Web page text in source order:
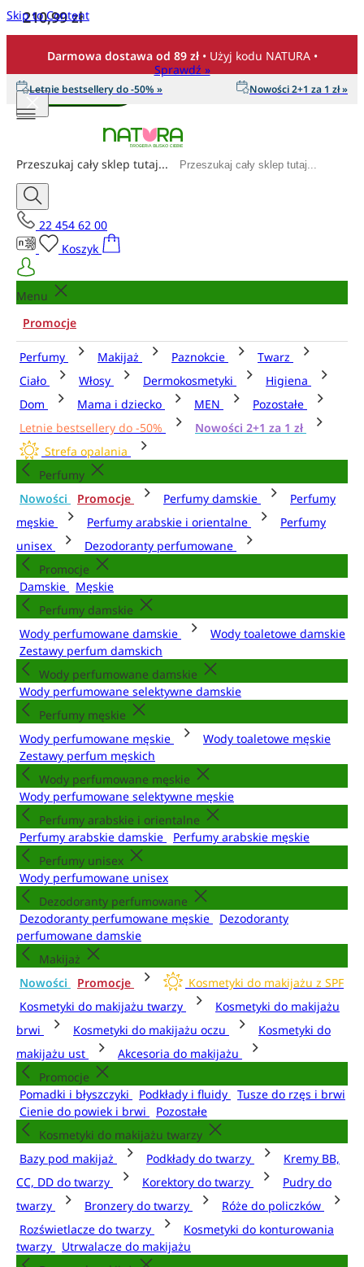
Skip to Content
Darmowa dostawa od 89 zł • Użyj kodu NATURA •
Sprawdź »
Letnie bestsellery do -50% » Nowości 2+1 za 1 zł »
Przeszukaj cały sklep tutaj...
22 454 62 00
Koszyk
Menu
Promocje
Perfumy Makijaż Paznokcie
Twarz
Ciało
Włosy Dermokosmetyki
Higiena
Dom
Mama i dziecko MEN
Pozostałe
Letnie bestsellery do -50%
Nowości 2+1 za 1 zł
Strefa opalania
Perfumy
Nowości
Promocje Perfumy damskie
Perfumy
męskie
Perfumy arabskie i orientalne
Perfumy
unisex
Dezodoranty perfumowane
Promocje
Damskie
Męskie
Perfumy damskie
Wody perfumowane damskie
Wody toaletowe damskie
Zestawy perfum damskich
Wody perfumowane damskie
Wody perfumowane selektywne damskie
Perfumy męskie
Wody perfumowane męskie
Wody toaletowe męskie
Zestawy perfum męskich
Wody perfumowane męskie
Wody perfumowane selektywne męskie
Perfumy arabskie i orientalne
Perfumy arabskie damskie
Perfumy arabskie męskie
Perfumy unisex
Wody perfumowane unisex
Dezodoranty perfumowane
Dezodoranty perfumowane męskie
Dezodoranty
perfumowane damskie
Makijaż
Nowości
Promocje
Kosmetyki do makijażu z SPF
Kosmetyki do makijażu twarzy
Kosmetyki do makijażu
brwi
Kosmetyki do makijażu oczu
Kosmetyki do
makijażu ust
Akcesoria do makijażu
Promocje
Pomadki i błyszczyki
Podkłady i fluidy
Tusze do rzęs i brwi
Cienie do powiek i brwi
Pozostałe
Kosmetyki do makijażu twarzy
Bazy pod makijaż
Podkłady do twarzy
Kremy BB,
CC, DD do twarzy
Korektory do twarzy
Pudry do
twarzy
Bronzery do twarzy
Róże do policzków
Rozświetlacze do twarzy
Kosmetyki do konturowania
twarzy
Utrwalacze do makijażu
210,99 zł
Dodaj do koszyka